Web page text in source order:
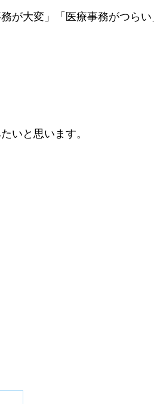
が大変」「医療事務がつらい
いと思います。